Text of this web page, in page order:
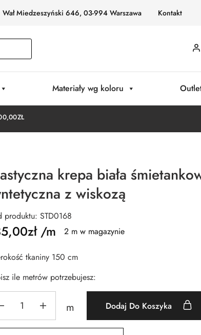
Wał Miedzeszyński 646, 03-994 Warszawa Kontakt
Materiały wg koloru
ZŁ
krepa biała
z wiskozą
produktu: STD0168
zł/m 2 m w magazynie
tkaniny 150 cm
ile metrów potrzebujesz:
m Dodaj Do Koszyka